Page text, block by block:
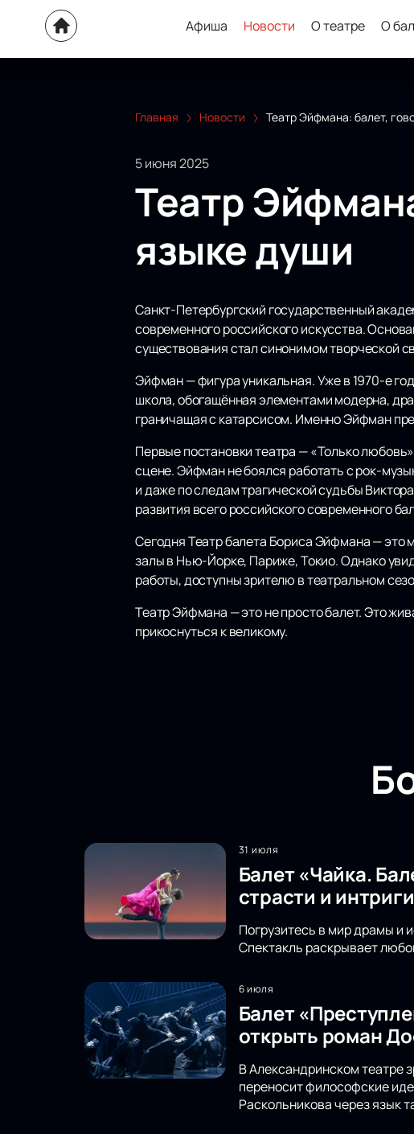
Афиша Новости О театре О
Главная Новости Театр Эйфмана: балет,
5 июня 2025
Театр
языке души
Санкт-Петербургский государственный
современного российского искусства.
существования стал синонимом творческой
Эйфман — фигура уникальная. Уже в 1970-е
школа, обогащённая элементами модерна,
граничащая с катарсисом. Именно Эйфман
Первые постановки театра — «Только
сцене. Эйфман не боялся работать с рок-
и даже по следам трагической судьбы
развития всего российского современного
Сегодня Театр балета Бориса Эйфмана — это
залы в Нью-Йорке, Париже, Токио. Однако
работы, доступны зрителю в театральном
Театр Эйфмана — это не просто балет. Это
прикоснуться к великому.
31 июля
Балет «Чайка.
страсти и
Погрузитесь в мир драмы и
Спектакль раскрывает
6 июля
Балет
открыть роман
В Александринском театре
переносит философские
Раскольникова через язык